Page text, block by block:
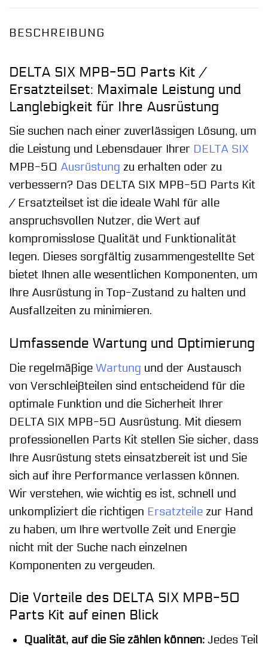
BESCHREIBUNG
DELTA SIX MPB-50 Parts Kit /
Ersatzteilset: Maximale Leistung und
Langlebigkeit für Ihre Ausrüstung
Sie suchen nach einer zuverlässigen Lösung, um
die Leistung und Lebensdauer Ihrer DELTA SIX
MPB-50 Ausrüstung zu erhalten oder zu
verbessern? Das DELTA SIX MPB-50 Parts Kit
/ Ersatzteilset ist die ideale Wahl für alle
anspruchsvollen Nutzer, die Wert auf
kompromisslose Qualität und Funktionalität
legen. Dieses sorgfältig zusammengestellte Set
bietet Ihnen alle wesentlichen Komponenten, um
Ihre Ausrüstung in Top-Zustand zu halten und
Ausfallzeiten zu minimieren.
Umfassende Wartung und Optimierung
Die regelmäßige Wartung und der Austausch
von Verschleißteilen sind entscheidend für die
optimale Funktion und die Sicherheit Ihrer
DELTA SIX MPB-50 Ausrüstung. Mit diesem
professionellen Parts Kit stellen Sie sicher, dass
Ihre Ausrüstung stets einsatzbereit ist und Sie
sich auf ihre Performance verlassen können.
Wir verstehen, wie wichtig es ist, schnell und
unkompliziert die richtigen Ersatzteile zur Hand
zu haben, um Ihre wertvolle Zeit und Energie
nicht mit der Suche nach einzelnen
Komponenten zu vergeuden.
Die Vorteile des DELTA SIX MPB-50
Parts Kit auf einen Blick
Qualität, auf die Sie zählen können:Jedes Teil